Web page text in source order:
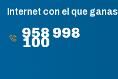
Internet con el que ganas
958 998
100